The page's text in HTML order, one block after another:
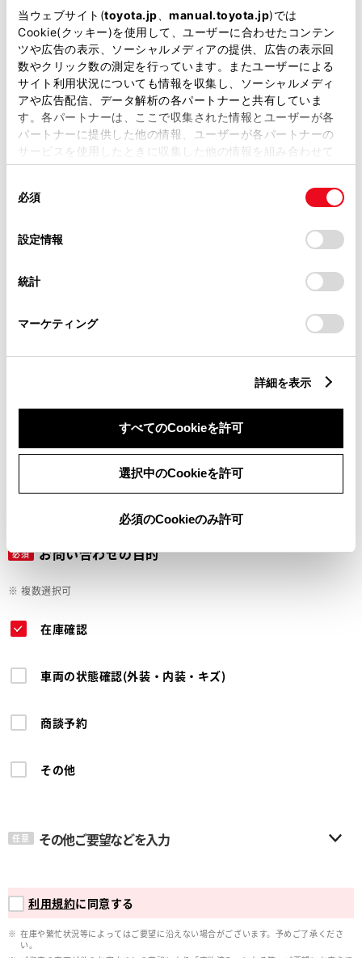
当ウェブサイト(toyota.jp manual.toyota.jp)では
Cookie(クッキー)を使用して、ユーザーに合わせたコンテン
ツや広告の表示、ソーシャルメディアの提供、広告の表示回
数やクリック数の測定を行っています。またユーザーによる
サイト利用状況についても情報を収集し、ソーシャルメディ
アや広告配信、データ解析の各パートナーと共有していま
す。各パートナーは、ここで収集された情報とユーザーが各
パートナーに提供した他の情報、ユーザーが各パートナーの
サービスを使用したときに収集した他の情報を組み合わせて
使用することがあります。当ウェブサイトの使用を続行する
デバイスにすべてのCookie(クッキー)が保存されることに同
意したことになります。Cookie(クッキー)のオプトアウト、
設定の変更、同意を撤回したりするにあたっては、当社の
「Cookie（クッキー）情報の取り扱いについて
」をご覧くだ
必須
設定情報
統計
マーケティング
詳細を表示
すべてのCookieを許可
選択中のCookieを許可
必須のCookieのみ許可
必須 丁目番地
建物名
必須 ご希望の連絡方法
Eメール
メールアドレス
必須 お問い合わせの目的
※ 複数選択可
在庫確認
車両の状態確認(外装・内装・キズ)
商談予約
その他
任意 その他ご要望などを入力
利用規約に同意する
在庫や繁忙状況等によってはご要望に沿えない場合がございます。予めご了承くださ
い。